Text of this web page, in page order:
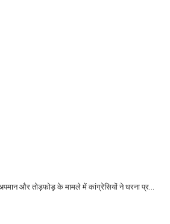
के मामले में कांग्रेसियों ने धरना प्रदर्शन कर राज्यपाल के नाम एसडीएम को सौंपा ज्ञापन